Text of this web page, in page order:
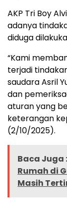
AKP Tri Boy
adanya
diduga
“Kami
terjadi
saudara Asril
dan
aturan yang
keterangan
(2/10/2025).
Baca Juga :
Rumah di
Masih